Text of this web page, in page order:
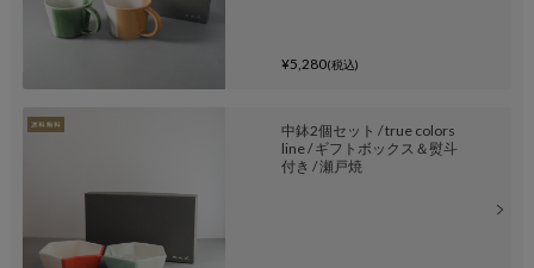
¥5,280(税込)
中鉢2個セット / true colors
line / ギフトボックス＆熨斗
付き / 瀬戸焼